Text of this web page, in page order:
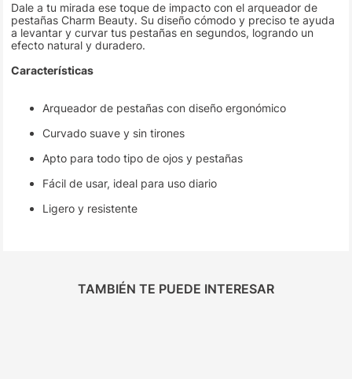
Dale a tu mirada ese toque de impacto con el arqueador de
pestañas Charm Beauty. Su diseño cómodo y preciso te ayuda
a levantar y curvar tus pestañas en segundos, logrando un
efecto natural y duradero.
Características
Arqueador de pestañas con diseño ergonómico
Curvado suave y sin tirones
Apto para todo tipo de ojos y pestañas
Fácil de usar, ideal para uso diario
Ligero y resistente
TAMBIÉN TE PUEDE INTERESAR